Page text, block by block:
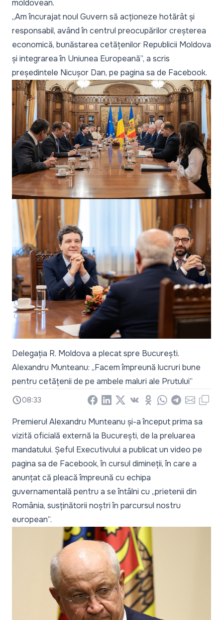
moldovean.
„Am încurajat noul Guvern să acționeze hotărât și
responsabil, având în centrul preocupărilor creșterea
economică, bunăstarea cetățenilor Republicii Moldova
și integrarea în Uniunea Europeană”, a scris
președintele Nicușor Dan, pe pagina sa de Facebook.
Delegația R. Moldova a plecat spre București.
Alexandru Munteanu: „Facem împreună lucruri bune
pentru cetățenii de pe ambele maluri ale Prutului”
08:33 Facebook
LinkedIn
X Vkontakte
Odnoklassniki
WhatsApp
Telegram
EmailCopy
Premierul Alexandru Munteanu și-a început prima sa
vizită oficială externă la București, de la preluarea
mandatului. Șeful Executivului a publicat un video pe
pagina sa de Facebook, în cursul dimineții, în care a
anunțat că pleacă împreună cu echipa
guvernamentală pentru a se întâlni cu „prietenii din
România, susținătorii noștri în parcursul nostru
european”.